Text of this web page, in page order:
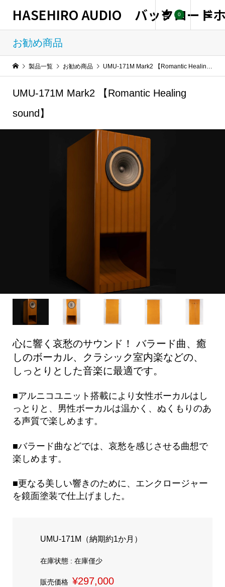
HASEHIRO AUDIO バックロード
0
お勧め商品
製品一覧 お勧め商品 UMU-171M Mark2 【Romantic Healing sound】
UMU-171M Mark2 【Romantic Healing
sound】
心に響く哀愁のサウンド！ バラード曲、癒
しのボーカル、クラシック室内楽などの、
しっとりとした音楽に最適です。
■アルニコユニット搭載により女性ボーカルはし
っとりと、男性ボーカルは温かく、ぬくもりのあ
る声質で楽しめます。
■バラード曲などでは、哀愁を感じさせる曲想で
楽しめます。
■更なる美しい響きのために、エンクロージャー
を鏡面塗装で仕上げました。
UMU-171M（納期約1か月）
在庫状態 : 在庫僅少
販売価格 ¥297,000